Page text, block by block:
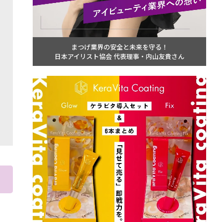
まつげ業界の安全と未来を守る！
日本アイリスト協会 代表理事・内山友貴さん